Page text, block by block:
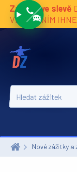
Zážitky ve slevě
VĚNOVÁNÍM
Hledat zážitek
Nové zážitky a